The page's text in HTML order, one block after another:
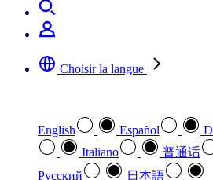
Choisir la langue
English Español
Italiano
普通话
Pусский
日本語